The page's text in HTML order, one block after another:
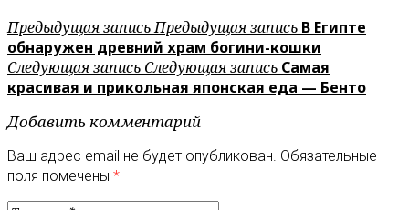
Предыдущая записьПредыдущая запись В Египте
обнаружен древний храм богини-кошки
Следующая запись Следующая запись Самая
красивая и прикольная японская еда — Бенто
Добавить комментарий
Ваш адрес email не будет опубликован. Обязательные
поля помечены *